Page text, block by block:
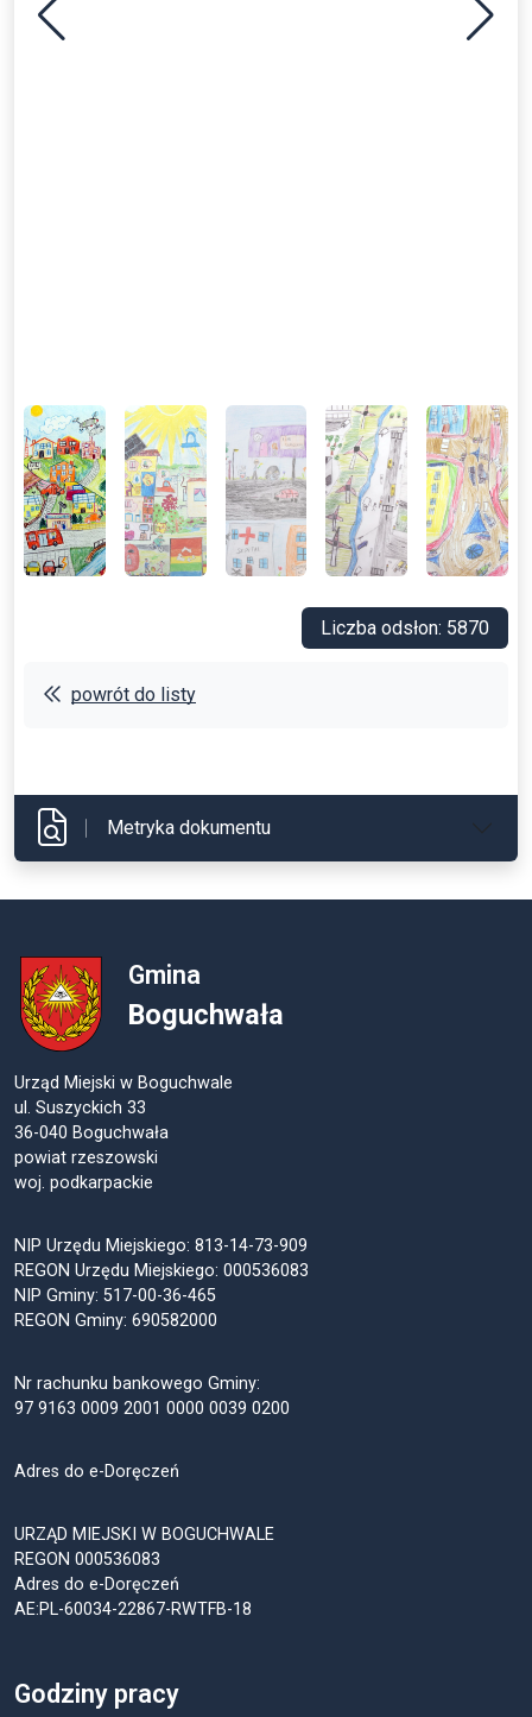
Liczba odsłon: 5870
powrót do listy
Metryka dokumentu
Gmina
Boguchwała
Urząd Miejski w Boguchwale
ul. Suszyckich 33
36-040 Boguchwała
powiat rzeszowski
woj. podkarpackie
NIP Urzędu Miejskiego: 813-14-73-909
REGON Urzędu Miejskiego: 000536083
NIP Gminy: 517-00-36-465
REGON Gminy: 690582000
Nr rachunku bankowego Gminy:
97 9163 0009 2001 0000 0039 0200
Adres do e-Doręczeń
URZĄD MIEJSKI W BOGUCHWALE
REGON 000536083
Adres do e-Doręczeń
AE:PL-60034-22867-RWTFB-18
Godziny pracy